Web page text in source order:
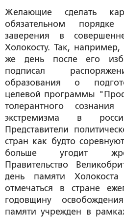
Желающие сделать
обязательном
заверения в
Холокосту. Так,
же день после его
подписал
образования о
целевой программы
толерантного
экстремизма в
Представители
стран как будто
больше угодит
Правительство
день памяти
отмечаться в стране
годовщину
памяти учрежден в